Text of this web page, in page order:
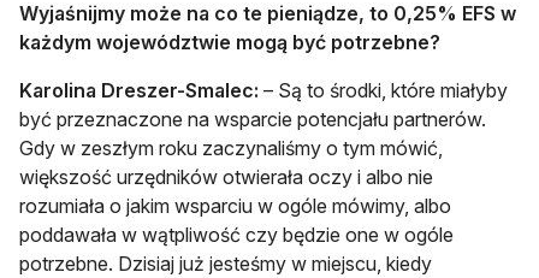
Wyjaśnijmy może na co te pieniądze, to 0,25% EFS w
każdym województwie mogą być potrzebne?
Karolina Dreszer-Smalec: – Są to środki, które miałyby
być przeznaczone na wsparcie potencjału partnerów.
Gdy w zeszłym roku zaczynaliśmy o tym mówić,
większość urzędników otwierała oczy i albo nie
rozumiała o jakim wsparciu w ogóle mówimy, albo
poddawała w wątpliwość czy będzie one w ogóle
potrzebne. Dzisiaj już jesteśmy w miejscu, kiedy